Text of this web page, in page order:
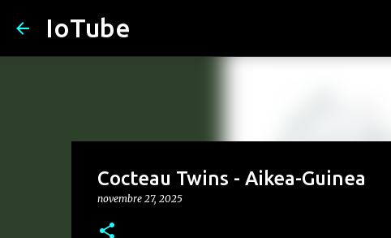
IoTube
Cocteau Twins - Aikea-Guinea
novembre 27, 2025